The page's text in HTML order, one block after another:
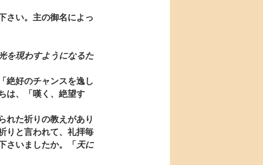
さい。主の御名によっ
を現わすようになるた
絶好のチャンスを逸し
は、「嘆く、絶望す
れた祈りの教えがあり
りと言われて、礼拝毎
さいましたか。「 天に